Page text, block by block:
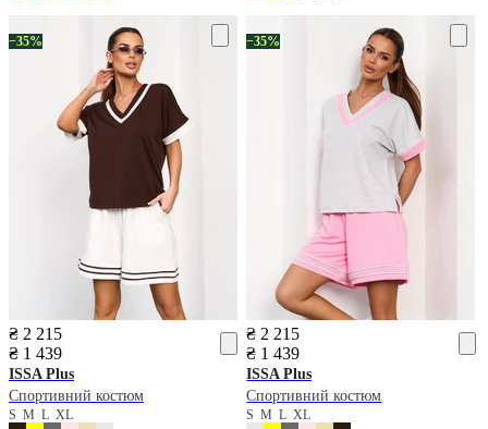
−35%
₴ 2 215
₴ 1 439
ISSA Plus
Спортивний костюм
S M L XL
−35%
₴ 2 215
₴ 1 439
ISSA Plus
Спортивний костюм
SMLXL